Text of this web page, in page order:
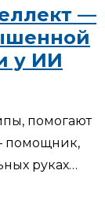
—
у ИИ
помогают
помощник,
руках…